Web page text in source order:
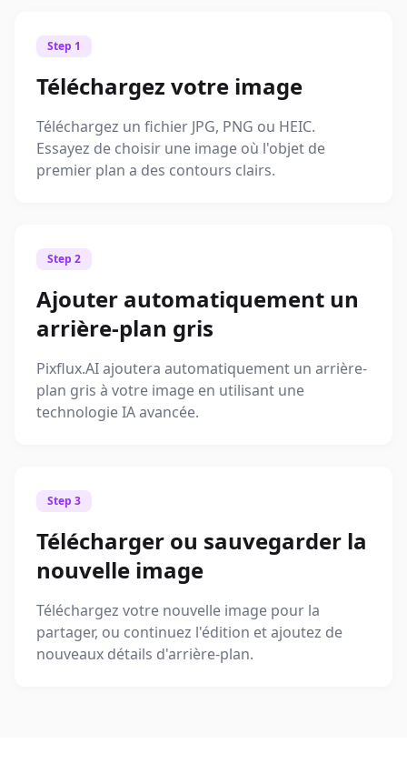
Step 1
Téléchargez votre image
Téléchargez un fichier JPG, PNG ou HEIC.
Essayez de choisir une image où l'objet de
premier plan a des contours clairs.
Step 2
Ajouter automatiquement un
arrière-plan gris
Pixflux.AI ajoutera automatiquement un arrière-
plan gris à votre image en utilisant une
technologie IA avancée.
Step 3
Télécharger ou sauvegarder la
nouvelle image
Téléchargez votre nouvelle image pour la
partager, ou continuez l'édition et ajoutez de
nouveaux détails d'arrière-plan.